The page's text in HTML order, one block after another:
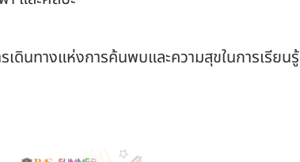
ดินทางแห่งการค้นพบและความสุขในการเรียนรู้